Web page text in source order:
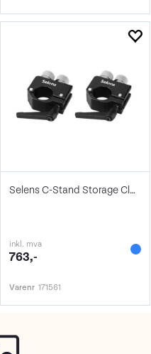
Selens C-Stand Storage Clamps
inkl. mva
763,-
Varenr 171561